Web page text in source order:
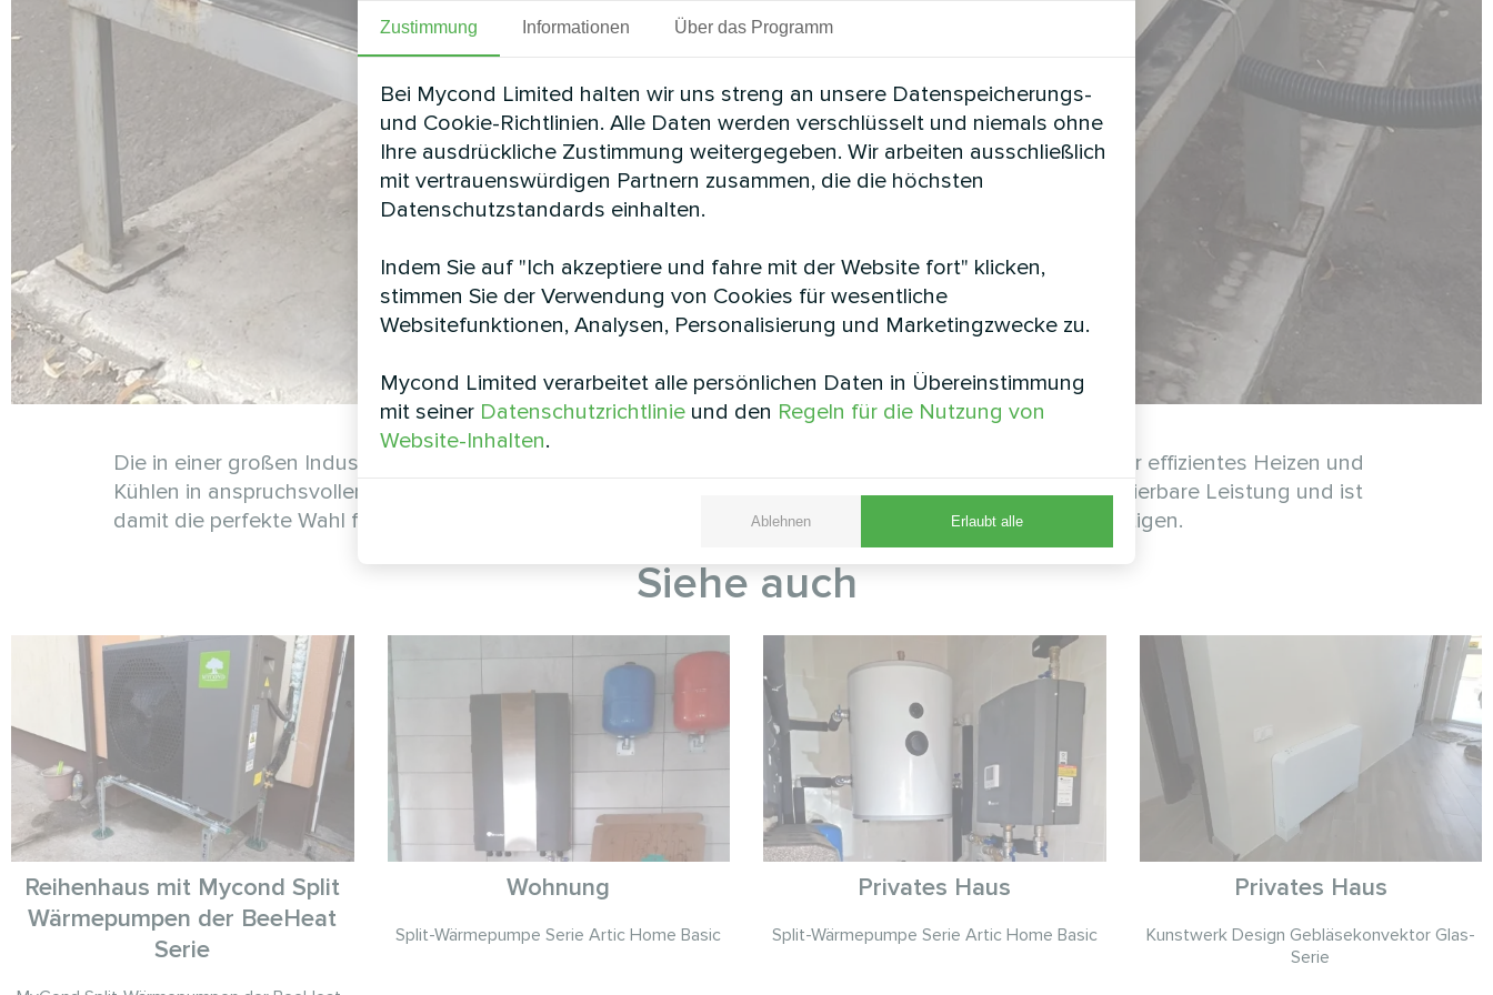
Die in einer großen Industrieanlage installierte Mycond Modular Wärmepumpe STANDARD MCU sorgt für effizientes Heizen und
Kühlen in anspruchsvollen Umgebungen. Ihr modularer Aufbau bietet Flexibilität, Zuverlässigkeit und skalierbare Leistung und ist
damit die perfekte Wahl für Unternehmen, die eine stabile Klimatisierung und Energieeinsparungen benötigen.
Siehe auch
Reihenhaus mit Mycond Split
Wärmepumpen der BeeHeat
Serie
Wohnung
Split-Wärmepumpe Serie Artic Home Basic
Privates Haus
Split-Wärmepumpe Serie Artic Home Basic
Privates Haus
Kunstwerk Design Gebläsekonvektor Glas-
Serie
Zustimmung Informationen Über das Programm
Bei Mycond Limited halten wir uns streng an unsere Datenspeicherungs-
und Cookie-Richtlinien. Alle Daten werden verschlüsselt und niemals ohne
Ihre ausdrückliche Zustimmung weitergegeben. Wir arbeiten ausschließlich
mit vertrauenswürdigen Partnern zusammen, die die höchsten
Datenschutzstandards einhalten.
Indem Sie auf "Ich akzeptiere und fahre mit der Website fort" klicken,
stimmen Sie der Verwendung von Cookies für wesentliche
Websitefunktionen, Analysen, Personalisierung und Marketingzwecke zu.
Mycond Limited verarbeitet alle persönlichen Daten in Übereinstimmung
mit seiner Datenschutzrichtlinie und den Regeln für die Nutzung von
Website-Inhalten.
Ablehnen Erlaubt alle